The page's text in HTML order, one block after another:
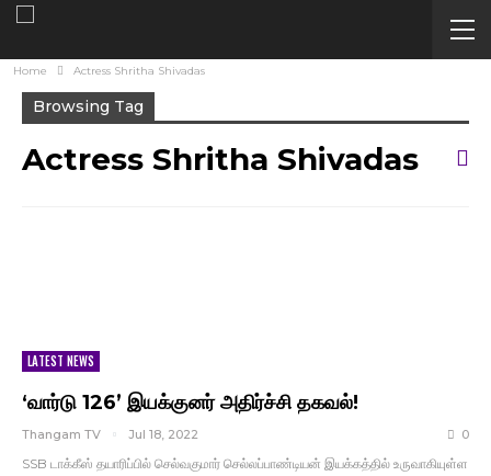
Home Actress Shritha Shivadas
Browsing Tag
Actress Shritha Shivadas
LATEST NEWS
‘வார்டு 126’ இயக்குனர் அதிர்ச்சி தகவல்!
Thangam TV Jul 18, 2022 0
SSB டாக்கீஸ் தயாரிப்பில் செல்வகுமார் செல்லப்பாண்டியன் இயக்கத்தில் உருவாகியுள்ள